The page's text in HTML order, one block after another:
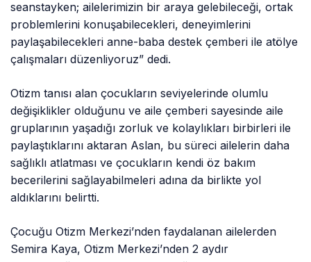
seanstayken; ailelerimizin bir araya gelebileceği, ortak
problemlerini konuşabilecekleri, deneyimlerini
paylaşabilecekleri anne-baba destek çemberi ile atölye
çalışmaları düzenliyoruz” dedi.
Otizm tanısı alan çocukların seviyelerinde olumlu
değişiklikler olduğunu ve aile çemberi sayesinde aile
gruplarının yaşadığı zorluk ve kolaylıkları birbirleri ile
paylaştıklarını aktaran Aslan, bu süreci ailelerin daha
sağlıklı atlatması ve çocukların kendi öz bakım
becerilerini sağlayabilmeleri adına da birlikte yol
aldıklarını belirtti.
Çocuğu Otizm Merkezi’nden faydalanan ailelerden
Semira Kaya, Otizm Merkezi’nden 2 aydır